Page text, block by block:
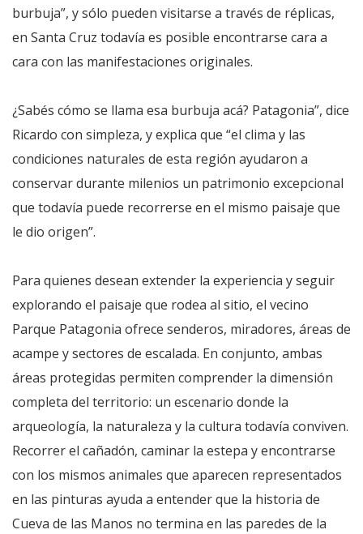
burbuja”, y sólo pueden visitarse a través de réplicas,
en Santa Cruz todavía es posible encontrarse cara a
cara con las manifestaciones originales.
¿Sabés cómo se llama esa burbuja acá? Patagonia”, dice
Ricardo con simpleza, y explica que “el clima y las
condiciones naturales de esta región ayudaron a
conservar durante milenios un patrimonio excepcional
que todavía puede recorrerse en el mismo paisaje que
le dio origen”.
Para quienes desean extender la experiencia y seguir
explorando el paisaje que rodea al sitio, el vecino
Parque Patagonia ofrece senderos, miradores, áreas de
acampe y sectores de escalada. En conjunto, ambas
áreas protegidas permiten comprender la dimensión
completa del territorio: un escenario donde la
arqueología, la naturaleza y la cultura todavía conviven.
Recorrer el cañadón, caminar la estepa y encontrarse
con los mismos animales que aparecen representados
en las pinturas ayuda a entender que la historia de
Cueva de las Manos no termina en las paredes de la